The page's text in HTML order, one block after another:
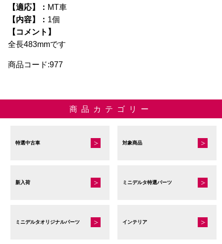
【適応】： MT車
【内容】： 1個
【コメント】
全長483mmです
商品コード:977
商品カテゴリー
特選中古車 対象商品
新入荷 ミニデルタ特選パーツ
ミニデルタオリジナルパーツ インテリア